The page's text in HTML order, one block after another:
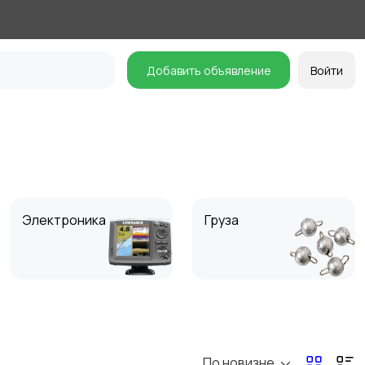
Добавить объявление Войти
Электроника Груза